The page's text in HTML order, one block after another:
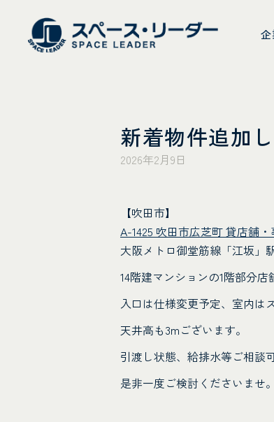
新着物件追加し
2026年2月9日
【吹田市】
A-1425 吹田市広芝町 貸店舗
大阪メトロ御堂筋線「江坂」
14階建マンションの1階部分店
入口は仕様変更予定、室内は
天井高も3mございます。
引渡し状態、給排水等ご相談
是非一度ご検討くださいませ。